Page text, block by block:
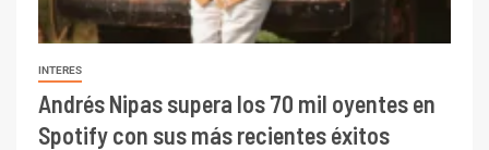
INTERES
Andrés Nipas supera los 70 mil oyentes en
Spotify con sus más recientes éxitos